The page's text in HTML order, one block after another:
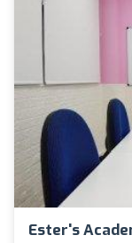
Ester's